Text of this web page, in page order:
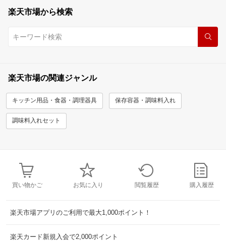
楽天市場から検索
楽天市場の関連ジャンル
キッチン用品・食器・調理器具 保存容器・調味料入れ
調味料入れセット
買い物かご お気に入り 閲覧履歴 購入履歴
楽天市場アプリのご利用で最大1,000ポイント！
楽天カード新規入会で2,000ポイント